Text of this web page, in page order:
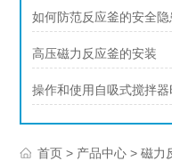
如何防范反应釜的安全隐
高压磁力反应釜的安装
操作和使用自吸式搅拌
首页 > 产品中心 >磁力